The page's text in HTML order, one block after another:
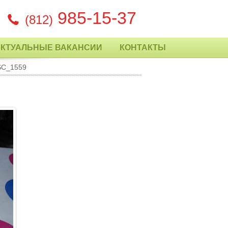
(812) 985-15-37
ВАКАНСИИ КОНТАКТЫ